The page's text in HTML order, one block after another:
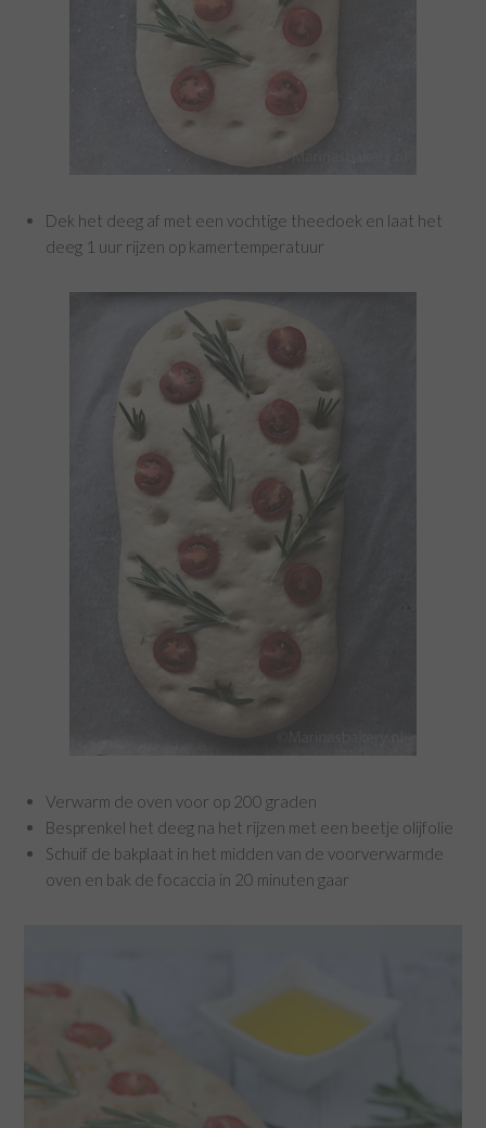
Dek het deeg af met een vochtige theedoek en laat het
deeg 1 uur rijzen op kamertemperatuur
Verwarm de oven voor op 200 graden
Besprenkel het deeg na het rijzen met een beetje olijfolie
Schuif de bakplaat in het midden van de voorverwarmde
oven en bak de focaccia in 20 minuten gaar